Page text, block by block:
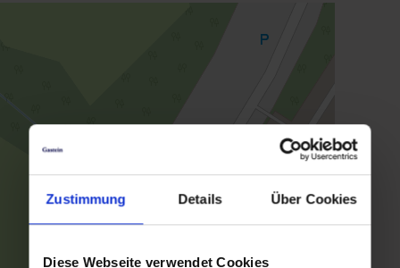
Zustimmung Details Über Cookies
Diese Webseite verwendet Cookies